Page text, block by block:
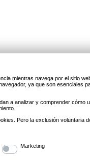
mientras navega por el sitio
ya que son esenciales
a analizar y comprender cómo
Pero la exclusión voluntaria
Marketing